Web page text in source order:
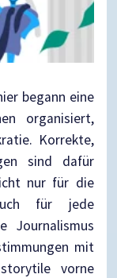
begann eine
organisiert,
Korrekte,
sind dafür
nur für die
für jede
Journalismus
mit
vorne